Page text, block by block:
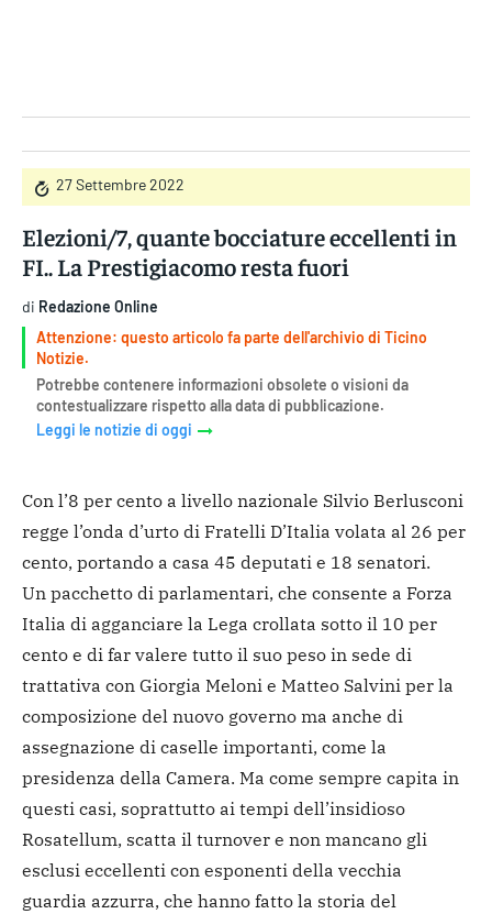
27 Settembre 2022
Elezioni/7, quante bocciature eccellenti in
FI.. La Prestigiacomo resta fuori
di Redazione Online
Attenzione: questo articolo fa parte dell'archivio di Ticino
Notizie.
Potrebbe contenere informazioni obsolete o visioni da
contestualizzare rispetto alla data di pubblicazione.
Leggi le notizie di oggi
Con l’8 per cento a livello nazionale Silvio Berlusconi
regge l’onda d’urto di Fratelli D’Italia volata al 26 per
cento, portando a casa 45 deputati e 18 senatori.
Un pacchetto di parlamentari, che consente a Forza
Italia di agganciare la Lega crollata sotto il 10 per
cento e di far valere tutto il suo peso in sede di
trattativa con Giorgia Meloni e Matteo Salvini per la
composizione del nuovo governo ma anche di
assegnazione di caselle importanti, come la
presidenza della Camera. Ma come sempre capita in
questi casi, soprattutto ai tempi dell’insidioso
Rosatellum, scatta il turnover e non mancano gli
esclusi eccellenti con esponenti della vecchia
guardia azzurra, che hanno fatto la storia del